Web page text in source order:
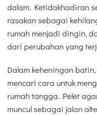
dalam. Ketidakhadiran
rasakan sebagai
rumah menjadi dingin,
dari perubahan yang
Dalam keheningan
mencari cara untuk
rumah tangga. Pelet
muncul sebagai jalan